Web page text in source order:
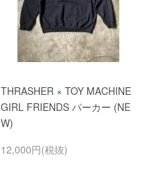
THRASHER × TOY MACHINE
GIRL FRIENDS パーカー (NE
W)
12,000円(税抜)